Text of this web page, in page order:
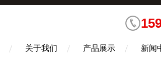
关于我们 产品展示 新闻